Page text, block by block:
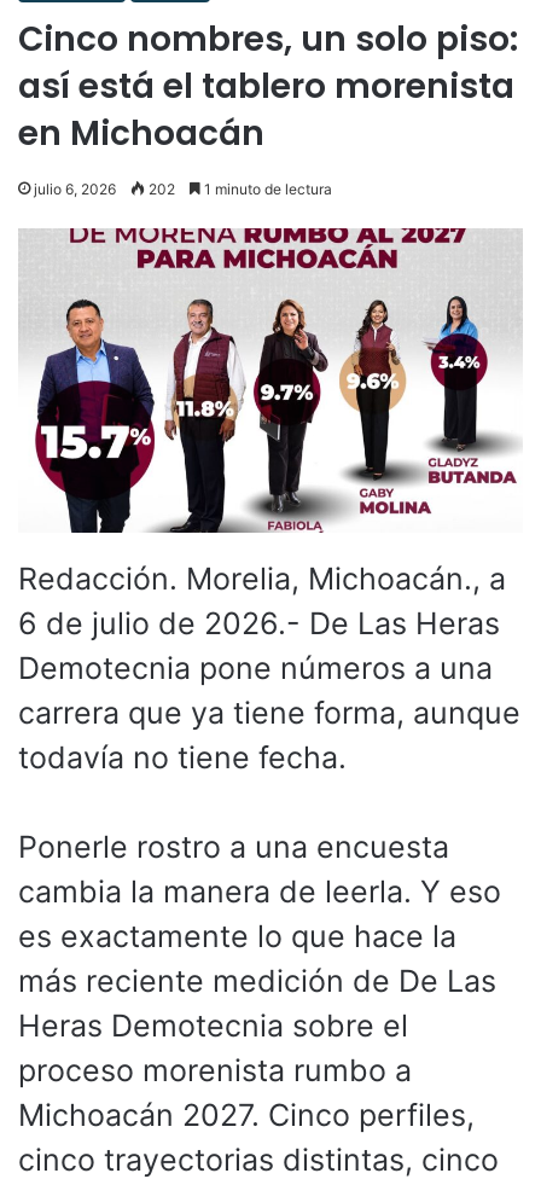
Cinco nombres, un solo piso:
así está el tablero morenista
en Michoacán
julio 6, 2026 202 1 minuto de lectura
Redacción. Morelia, Michoacán., a
6 de julio de 2026.- De Las Heras
Demotecnia pone números a una
carrera que ya tiene forma, aunque
todavía no tiene fecha.
Ponerle rostro a una encuesta
cambia la manera de leerla. Y eso
es exactamente lo que hace la
más reciente medición de De Las
Heras Demotecnia sobre el
proceso morenista rumbo a
Michoacán 2027. Cinco perfiles,
cinco trayectorias distintas, cinco